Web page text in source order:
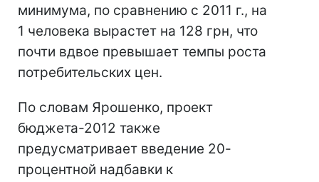
минимума, по сравнению с 2011 г., на
1 человека вырастет на 128 грн, что
почти вдвое превышает темпы роста
потребительских цен.
По словам Ярошенко, проект
бюджета-2012 также
предусматривает введение 20-
процентной надбавки к